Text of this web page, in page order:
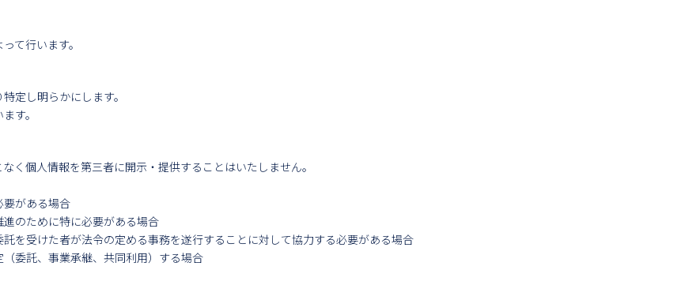
て行います。
定し明らかにします。
す。
く個人情報を第三者に開示・提供することはいたしません。
がある場合
のために特に必要がある場合
を受けた者が法令の定める事務を遂行することに対して協力する必要がある場合
委託、事業承継、共同利用）する場合